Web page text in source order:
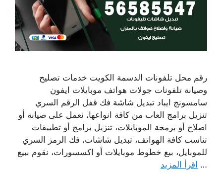
رقم محل تلفونات الدسمة الكويت خدمات تصليح
وصيانة تلفونات جولات هواتف موبايلات ايفون
سامسونج ايباد تبديل شاشة فك قفل الرقم السري
تنزيل برامج العاب من كافة انواعها، نعمل على صيانة أو
اصلاح أو برمجة الموبايلات، تنزيل برامج أو تطبيقات
تناسب كافة الهواتف، تبديل شاشات، فك الرمز السري
للموبايل، بيع خطوط موبايلات أو اكسسورات، نقوم ببيع
… اقرأ المزيد